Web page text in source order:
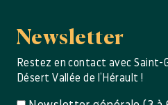
Newsletter
Restez en contact avec Saint-
Désert Vallée de l’Hérault !